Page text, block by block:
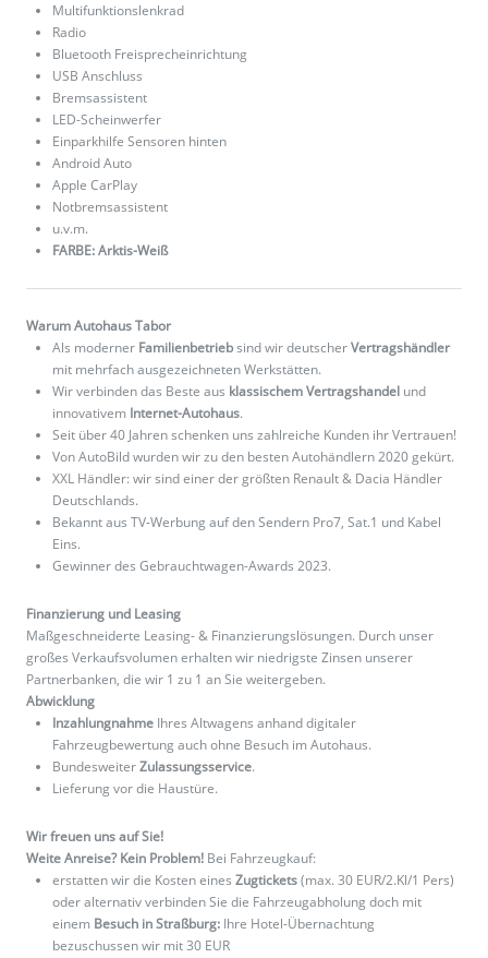
Multifunktionslenkrad
Radio
Bluetooth Freisprecheinrichtung
USB Anschluss
Bremsassistent
LED-Scheinwerfer
Einparkhilfe Sensoren hinten
Android Auto
Apple CarPlay
Notbremsassistent
u.v.m.
FARBE: Arktis-Weiß
Warum Autohaus Tabor
Als moderner Familienbetriebsind wir deutscherVertragshändler
mit mehrfach ausgezeichneten Werkstätten.
Wir verbinden das Beste aus klassischem Vertragshandel und
innovativem Internet-Autohaus.
Seit über 40 Jahren schenken uns zahlreiche Kunden ihr Vertrauen!
Von AutoBild wurden wir zu den besten Autohändlern 2020 gekürt.
XXL Händler: wir sind einer der größten Renault & Dacia Händler
Deutschlands.
Bekannt aus TV-Werbung auf den Sendern Pro7, Sat.1 und Kabel
Eins.
Gewinner des Gebrauchtwagen-Awards 2023.
Finanzierung und Leasing
Maßgeschneiderte Leasing- & Finanzierungslösungen. Durch unser
großes Verkaufsvolumen erhalten wir niedrigste Zinsen unserer
Partnerbanken, die wir 1 zu 1 an Sie weitergeben.
Abwicklung
Inzahlungnahme Ihres Altwagens anhand digitaler
Fahrzeugbewertung auch ohne Besuch im Autohaus.
BundesweiterZulassungsservice.
Lieferung vor die Haustüre.
Wir freuen uns auf Sie!
Weite Anreise? Kein Problem! Bei Fahrzeugkauf:
erstatten wir die Kosten eines Zugtickets(max. 30 EUR/2.Kl/1 Pers)
oder alternativ verbinden Sie die Fahrzeugabholung doch mit
einem Besuch in Straßburg: Ihre Hotel-Übernachtung
bezuschussen wir mit 30 EUR